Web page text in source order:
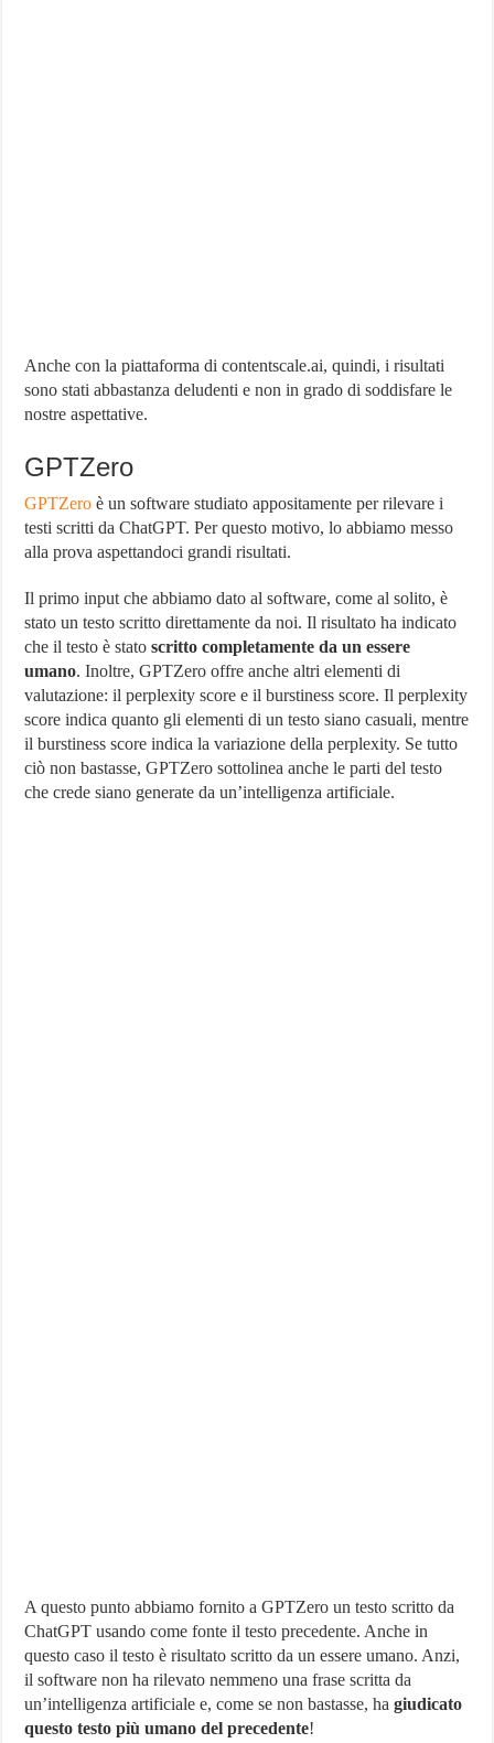
Anche con la piattaforma di contentscale.ai, quindi, i risultati
sono stati abbastanza deludenti e non in grado di soddisfare le
nostre aspettative.
GPTZero
GPTZero è un software studiato appositamente per rilevare i
testi scritti da ChatGPT. Per questo motivo, lo abbiamo messo
alla prova aspettandoci grandi risultati.
Il primo input che abbiamo dato al software, come al solito, è
stato un testo scritto direttamente da noi. Il risultato ha indicato
che il testo è statoscritto completamente da un essere
umano. Inoltre, GPTZero offre anche altri elementi di
valutazione: il perplexity score e il burstiness score. Il perplexity
score indica quanto gli elementi di un testo siano casuali, mentre
il burstiness score indica la variazione della perplexity. Se tutto
ciò non bastasse, GPTZero sottolinea anche le parti del testo
che crede siano generate da un’intelligenza artificiale.
A questo punto abbiamo fornito a GPTZero un testo scritto da
ChatGPT usando come fonte il testo precedente. Anche in
questo caso il testo è risultato scritto da un essere umano. Anzi,
il software non ha rilevato nemmeno una frase scritta da
un’intelligenza artificiale e, come se non bastasse, hagiudicato
questo testo più umano del precedente!